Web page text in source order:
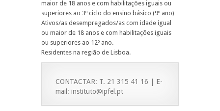
maior de 18 anos e com habilitações iguais ou
superiores ao 3º ciclo do ensino básico (9º ano)
Ativos/as desempregados/as com idade igual
ou maior de 18 anos e com habilitações iguais
ou superiores ao 12º ano.
Residentes na região de Lisboa.
CONTACTAR: T. 21 315 41 16 | E-
mail: instituto@ipfel.pt